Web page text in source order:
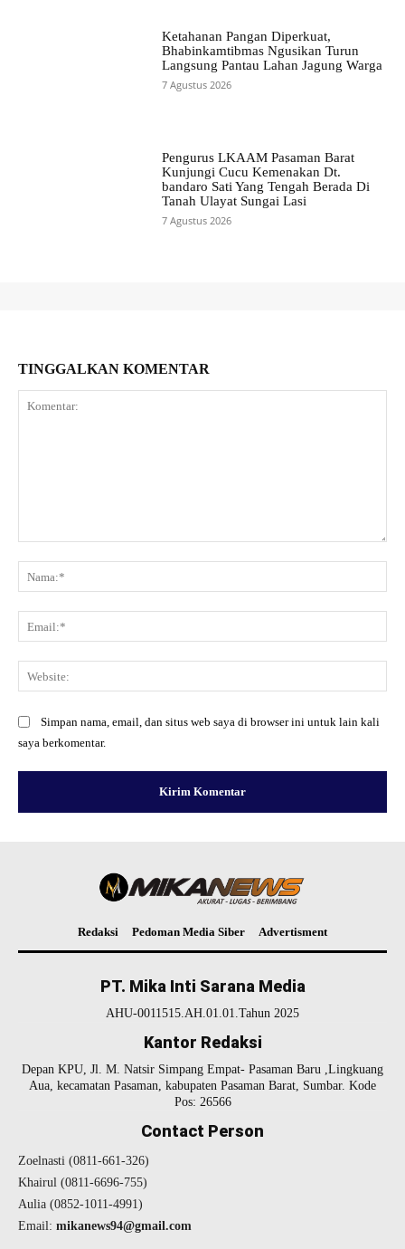
Ketahanan Pangan Diperkuat,
Bhabinkamtibmas Ngusikan Turun
Langsung Pantau Lahan Jagung Warga
7 Agustus 2026
Pengurus LKAAM Pasaman Barat
Kunjungi Cucu Kemenakan Dt.
bandaro Sati Yang Tengah Berada Di
Tanah Ulayat Sungai Lasi
7 Agustus 2026
TINGGALKAN KOMENTAR
Simpan nama, email, dan situs web saya di browser ini untuk lain kali
saya berkomentar.
Redaksi Pedoman Media Siber Advertisment
PT. Mika Inti Sarana Media
AHU-0011515.AH.01.01.Tahun 2025
Kantor Redaksi
Depan KPU, Jl. M. Natsir Simpang Empat- Pasaman Baru ,Lingkuang
Aua, kecamatan Pasaman, kabupaten Pasaman Barat, Sumbar. Kode
Pos: 26566
Contact Person
Zoelnasti (0811-661-326)
Khairul (0811-6696-755)
Aulia (0852-1011-4991)
Email: mikanews94@gmail.com